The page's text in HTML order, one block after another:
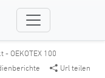
OEKOTEX 100
Url teilen